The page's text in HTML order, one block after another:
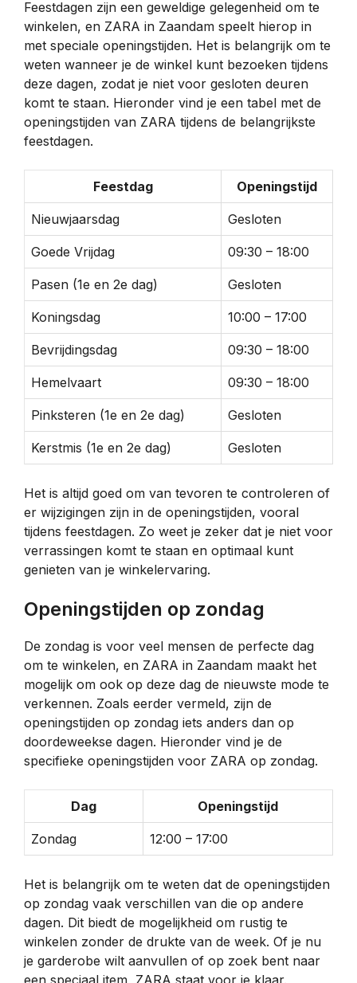
Feestdagen zijn een geweldige gelegenheid om te
winkelen, en ZARA in Zaandam speelt hierop in
met speciale openingstijden. Het is belangrijk om te
weten wanneer je de winkel kunt bezoeken tijdens
deze dagen, zodat je niet voor gesloten deuren
komt te staan. Hieronder vind je een tabel met de
openingstijden van ZARA tijdens de belangrijkste
feestdagen.
Feestdag Openingstijd
Nieuwjaarsdag Gesloten
Goede Vrijdag 09:30 – 18:00
Pasen (1e en 2e dag) Gesloten
Koningsdag 10:00 – 17:00
Bevrijdingsdag 09:30 – 18:00
Hemelvaart 09:30 – 18:00
Pinksteren (1e en 2e dag) Gesloten
Kerstmis (1e en 2e dag) Gesloten
Het is altijd goed om van tevoren te controleren of
er wijzigingen zijn in de openingstijden, vooral
tijdens feestdagen. Zo weet je zeker dat je niet voor
verrassingen komt te staan en optimaal kunt
genieten van je winkelervaring.
Openingstijden op zondag
De zondag is voor veel mensen de perfecte dag
om te winkelen, en ZARA in Zaandam maakt het
mogelijk om ook op deze dag de nieuwste mode te
verkennen. Zoals eerder vermeld, zijn de
openingstijden op zondag iets anders dan op
doordeweekse dagen. Hieronder vind je de
specifieke openingstijden voor ZARA op zondag.
Dag Openingstijd
Zondag 12:00 – 17:00
Het is belangrijk om te weten dat de openingstijden
op zondag vaak verschillen van die op andere
dagen. Dit biedt de mogelijkheid om rustig te
winkelen zonder de drukte van de week. Of je nu
je garderobe wilt aanvullen of op zoek bent naar
een speciaal item, ZARA staat voor je klaar.